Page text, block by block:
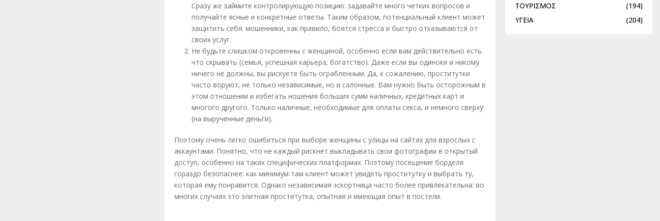
Сразу же займите контролирующую позицию: задавайте много четких вопросов и
получайте ясные и конкретные ответы. Таким образом, потенциальный клиент может
защитить себя: мошенники, как правило, боятся стресса и быстро отказываются от
своих услуг.
Не будьте слишком откровенны с женщиной, особенно если вам действительно есть
что скрывать (семья, успешная карьера, богатство). Даже если вы одиноки и никому
ничего не должны, вы рискуете быть ограбленным. Да, к сожалению, проститутки
часто воруют, не только независимые, но и салонные. Вам нужно быть осторожным в
этом отношении и избегать ношения больших сумм наличных, кредитных карт и
многого другого. Только наличные, необходимые для оплаты секса, и немного сверху
(на вырученные деньги).
Поэтому очень легко ошибиться при выборе женщины с улицы на сайтах для взрослых с
аккаунтами. Понятно, что не каждый рискнет выкладывать свои фотографии в открытый
доступ, особенно на таких специфических платформах. Поэтому посещение борделя
гораздо безопаснее: как минимум там клиент может увидеть проститутку и выбрать ту,
которая ему понравится. Однако независимая эскортница часто более привлекательна: во
многих случаях это элитная проститутка, опытная и имеющая опыт в постели.
ΤΟΥΡΙΣΜΟΣ
(194)
ΥΓΕΙΑ
(204)